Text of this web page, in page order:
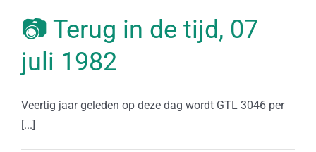
📷 Terug in de tijd, 07
juli 1982
Veertig jaar geleden op deze dag wordt GTL 3046 per
[...]